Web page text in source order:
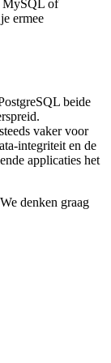
MySQL of
ermee
beide
vaker voor
integriteit en de
applicaties het
denken graag